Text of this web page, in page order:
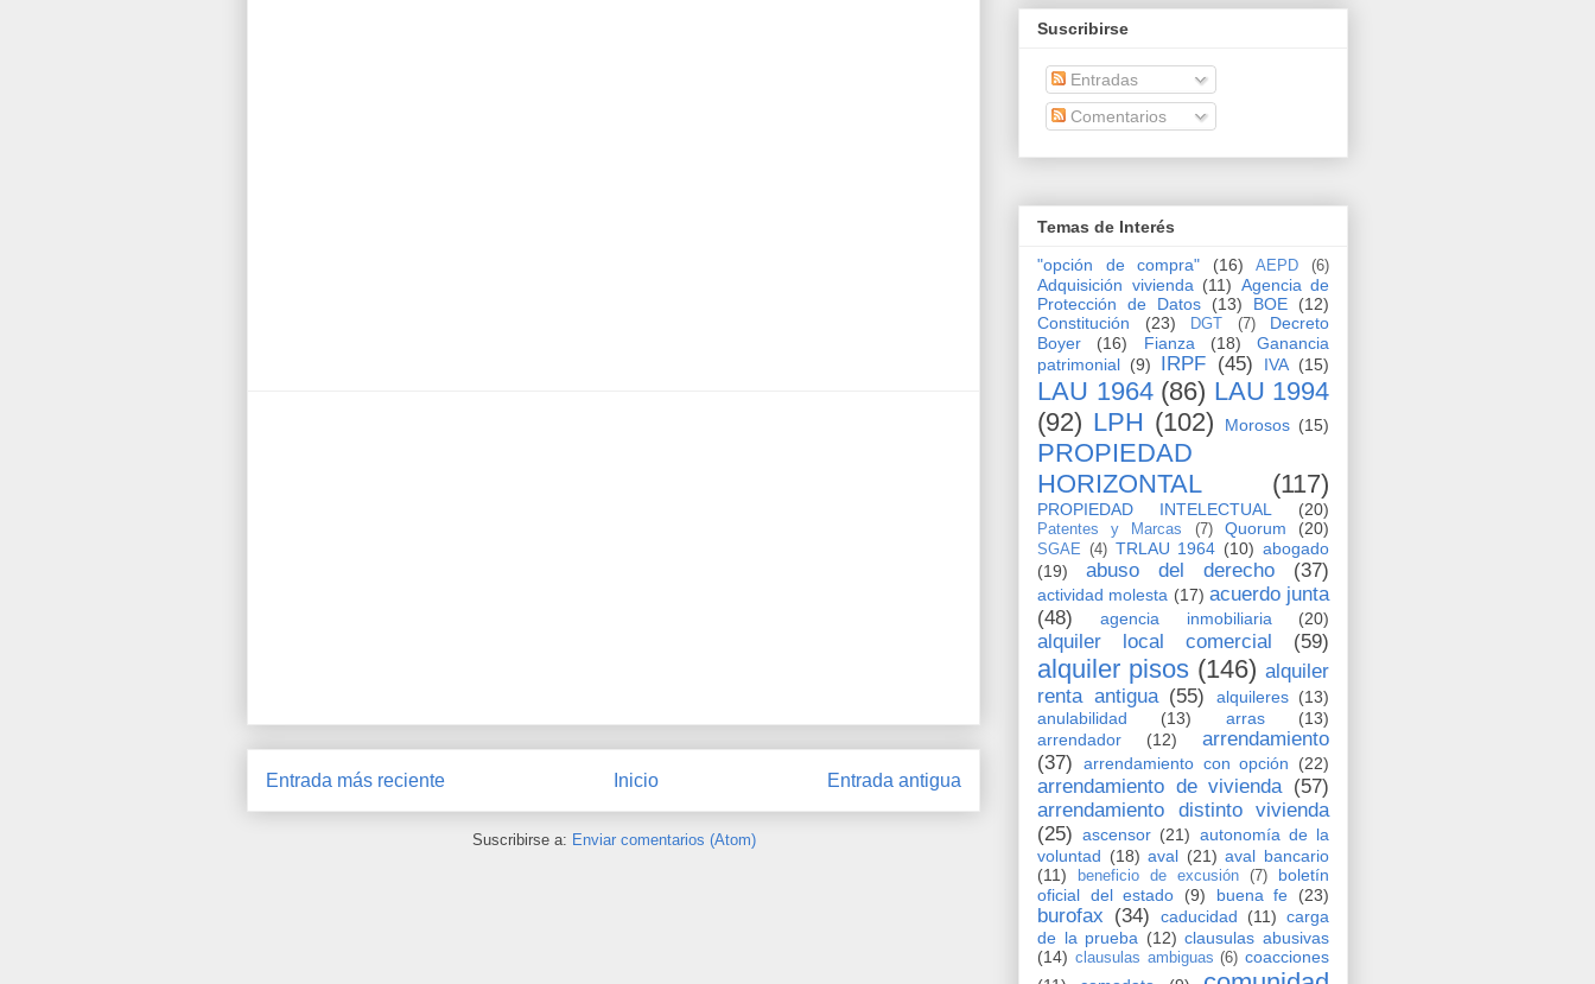
Entrada más reciente Entrada antigua
Inicio
Suscribirse a: Enviar comentarios (Atom)
Suscribirse
Entradas
Comentarios
Temas de Interés
"opción de compra"
(16) AEPD (6)
Adquisición vivienda (11) Agencia de
Protección de Datos
(13) BOE
(12)
Constitución
(23) DGT (7)
Decreto
Boyer
(16) Fianza (18)
Ganancia
patrimonial (9) IRPF (45) IVA (15)
LAU 1964 (86) LAU 1994
(92) LPH (102) Morosos (15)
PROPIEDAD
HORIZONTAL
(117)
PROPIEDAD INTELECTUAL (20)
Patentes y Marcas (7) Quorum (20)
SGAE (4) TRLAU 1964 (10) abogado
(19)
abuso del derecho (37)
actividad molesta (17) acuerdo junta
(48)
agencia inmobiliaria (20)
alquiler local comercial (59)
alquiler pisos (146) alquiler
renta antigua (55) alquileres (13)
anulabilidad
(13) arras
(13)
arrendador
(12)
arrendamiento
(37)
arrendamiento con opción (22)
arrendamiento de vivienda (57)
arrendamiento distinto vivienda
(25) ascensor (21) autonomía de la
voluntad (18) aval (21) aval bancario
(11)
beneficio de excusión (7)
boletín
oficial del estado
(9) buena fe (23)
burofax (34) caducidad (11) carga
de la prueba (12) clausulas abusivas
(14) clausulas ambiguas (6) coacciones